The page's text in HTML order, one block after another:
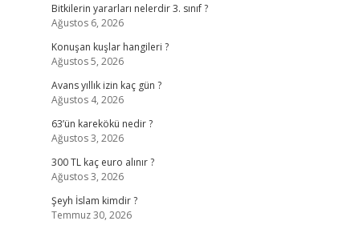
Bitkilerin yararları nelerdir 3. sınıf ?
Ağustos 6, 2026
Konuşan kuşlar hangileri ?
Ağustos 5, 2026
Avans yıllık izin kaç gün ?
Ağustos 4, 2026
63’ün karekökü nedir ?
Ağustos 3, 2026
300 TL kaç euro alınır ?
Ağustos 3, 2026
Şeyh İslam kimdir ?
Temmuz 30, 2026